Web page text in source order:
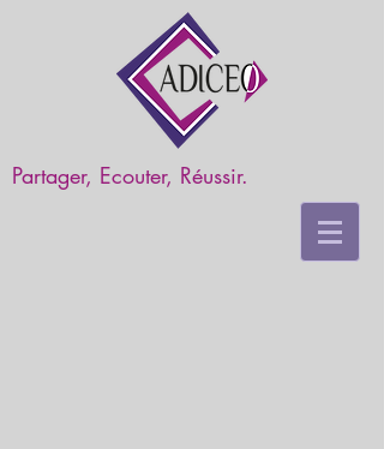
Partager, Ecouter, Réussir.